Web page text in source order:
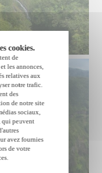
cookies.
de
les annonces,
relatives aux
notre trafic.
des
de notre site
sociaux,
qui peuvent
avez fournies
de votre